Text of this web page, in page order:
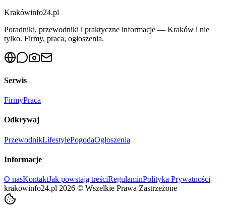
Krakówinfo24.pl
Poradniki, przewodniki i praktyczne informacje — Kraków i nie
tylko. Firmy, praca, ogłoszenia.
Serwis
FirmyPraca
Odkrywaj
PrzewodnikLifestylePogodaOgłoszenia
Informacje
O nasKontaktJak powstają treściRegulaminPolityka Prywatności
krakowinfo24.pl 2026 © Wszelkie Prawa Zastrzeżone